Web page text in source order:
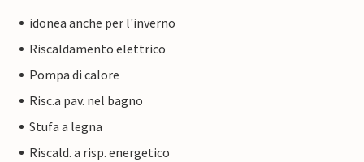
idonea anche per l'inverno
Riscaldamento elettrico
Pompa di calore
Risc.a pav. nel bagno
Stufa a legna
Riscald. a risp. energetico